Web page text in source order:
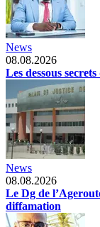
News
08.08.2026
Les dessous
News
08.08.2026
Le Dg de
diffamation